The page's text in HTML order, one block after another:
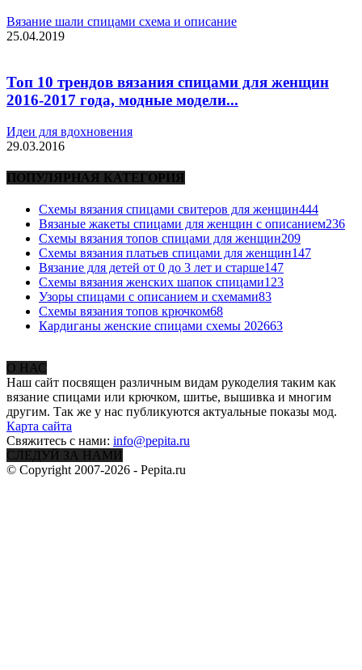
Вязание шали спицами схема и описание
25.04.2019
Топ 10 трендов вязания спицами для женщин
2016-2017 года, модные модели...
Идеи для вдохновения
29.03.2016
ПОПУЛЯРНАЯ КАТЕГОРИЯ
Схемы вязания спицами свитеров для женщин444
Вязаные жакеты спицами для женщин с описанием236
Схемы вязания топов спицами для женщин209
Схемы вязания платьев спицами для женщин147
Вязание для детей от 0 до 3 лет и старше147
Схемы вязания женских шапок спицами123
Узоры спицами с описанием и схемами83
Схемы вязания топов крючком68
Кардиганы женские спицами схемы 202663
О НАС
Наш сайт посвящен различным видам рукоделия таким как
вязание спицами или крючком, шитье, вышивка и многим
другим. Так же у нас публикуются актуальные показы мод.
Карта сайта
Свяжитесь с нами: info@pepita.ru
СЛЕДУЙ ЗА НАМИ
© Copyright 2007-2026 - Pepita.ru